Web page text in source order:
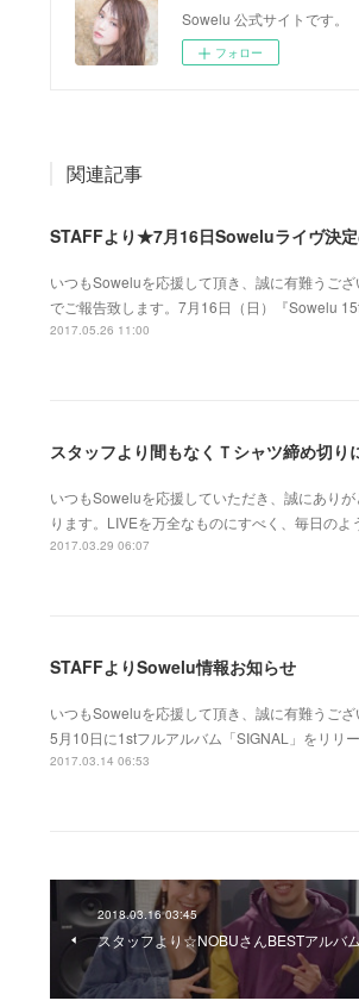
Sowelu 公式サイトです。
フォロー
関連記事
STAFFより★7月16日Soweluライヴ決
いつもSoweluを応援して頂き、誠に有難うご
でご報告致します。7月16日（日）『Sowelu
2017.05.26 11:00
スタッフより間もなくＴシャツ締め切り
いつもSoweluを応援していただき、誠にあり
ります。LIVEを万全なものにすべく、毎日の
2017.03.29 06:07
STAFFよりSowelu情報お知らせ
いつもSoweluを応援して頂き、誠に有難うご
5月10日に1stフルアルバム「SIGNAL」をリリ
2017.03.14 06:53
2018.03.16 03:45
スタッフより☆NOBUさんBESTアルバ